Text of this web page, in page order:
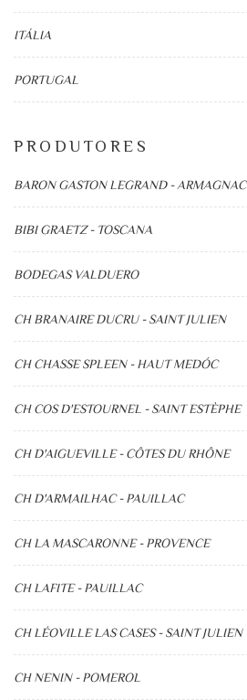
ITÁLIA
PORTUGAL
PRODUTORES
BARON GASTON LEGRAND - ARMAGNAC
BIBI GRAETZ - TOSCANA
BODEGAS VALDUERO
CH BRANAIRE DUCRU - SAINT JULIEN
CH CHASSE SPLEEN - HAUT MEDÓC
CH COS D'ESTOURNEL - SAINT ESTÈPHE
CH D'AIGUEVILLE - CÔTES DU RHÔNE
CH D'ARMAILHAC - PAUILLAC
CH LA MASCARONNE - PROVENCE
CH LAFITE - PAUILLAC
CH LÉOVILLE LAS CASES - SAINT JULIEN
CH NENIN - POMEROL